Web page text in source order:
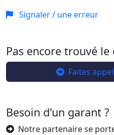
Signaler / une erreur
Pas encore trouvé le
Faites
Besoin d'un garant ?
Notre partenaire se